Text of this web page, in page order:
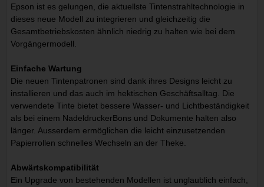
Epson ist es gelungen, die aktuellste Tintenstrahltechnologie in
dieses neue Modell zu integrieren und gleichzeitig die
Gesamtbetriebskosten ähnlich niedrig zu halten wie bei dem
Vorgängermodell.
Einfache Wartung
Die neuen Tintenpatronen sind dank ihres Designs leicht zu
installieren und das auch im hektischen Geschäftsalltag. Die
verwendete Tinte bietet bessere Wasser- und Lichtbeständigkeit
als bei einem NadeldruckerBons und Dokumente halten also
länger. Ausserdem ermöglichen die leicht einzusetzenden
Papierrollen schnelles Wechseln an der Theke.
Abwärtskompatibilität
Ein Upgrade von bestehenden Modellen ist unglaublich einfach,